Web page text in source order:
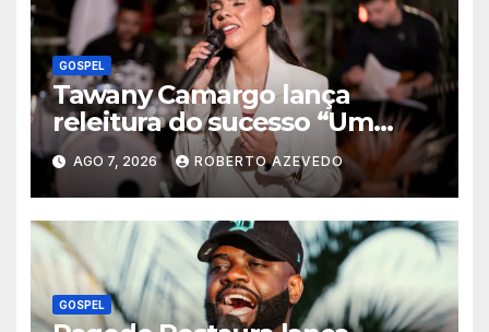
GOSPEL
Tawany Camargo lança
releitura do sucesso “Um
Novo Dia” pela Louvor Eterno
AGO 7, 2026 ROBERTO AZEVEDO
GOSPEL